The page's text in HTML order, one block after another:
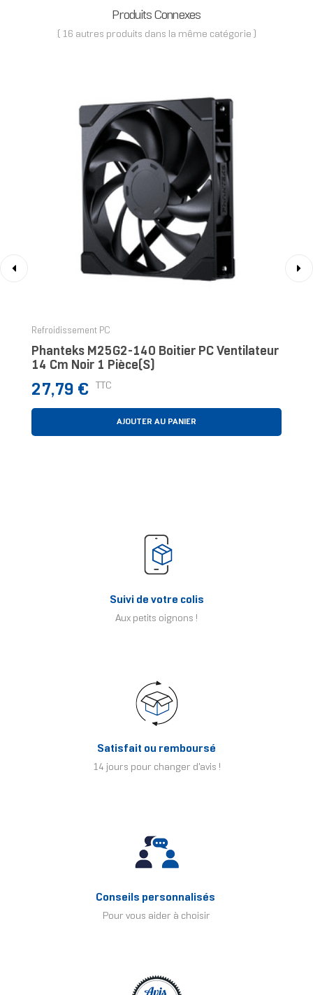
Produits Connexes
( 16 autres produits dans la même catégorie )
Refroidissement PC
Phanteks M25G2-140 Boitier PC Ventilateur
14 Cm Noir 1 Pièce(s)
Prix
27,79 € TTC
AJOUTER AU PANIER
Suivi de votre colis
Aux petits oignons !
Satisfait ou remboursé
14 jours pour changer d'avis !
Conseils personnalisés
Pour vous aider à choisir